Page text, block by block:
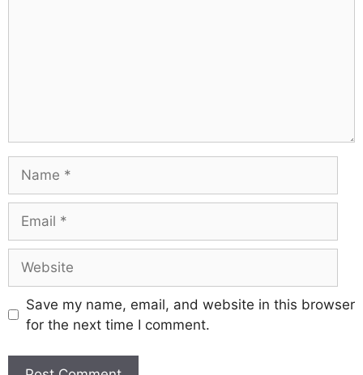
Save my name, email, and website in this browser
for the next time I comment.